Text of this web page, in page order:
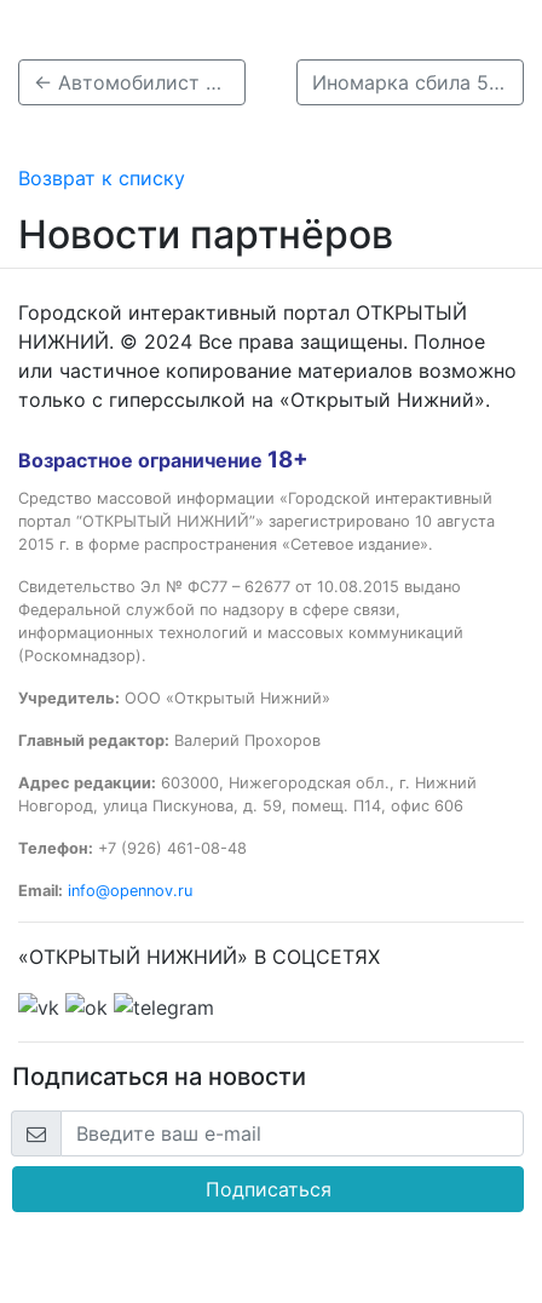
← Автомобилист сбил 4-летнюю девочку и скрылся с места ДТП под Балахной Иномарка сбила 5-летнего ребенка в Нижнем Новгороде →
Возврат к списку
Новости партнёров
Городской интерактивный портал ОТКРЫТЫЙ
НИЖНИЙ. © 2024 Все права защищены. Полное
или частичное копирование материалов возможно
только с гиперссылкой на «Открытый Нижний».
Возрастное ограничение 18+
Средство массовой информации «Городской интерактивный
портал “ОТКРЫТЫЙ НИЖНИЙ”» зарегистрировано 10 августа
2015 г. в форме распространения «Сетевое издание».
Свидетельство Эл № ФС77 – 62677 от 10.08.2015 выдано
Федеральной службой по надзору в сфере связи,
информационных технологий и массовых коммуникаций
(Роскомнадзор).
Учредитель: ООО «Открытый Нижний»
Главный редактор: Валерий Прохоров
Адрес редакции: 603000, Нижегородская обл., г. Нижний
Новгород, улица Пискунова, д. 59, помещ. П14, офис 606
Телефон: +7 (926) 461-08-48
Email: info@opennov.ru
«ОТКРЫТЫЙ НИЖНИЙ» В СОЦСЕТЯХ
Подписаться на новости
Подписаться